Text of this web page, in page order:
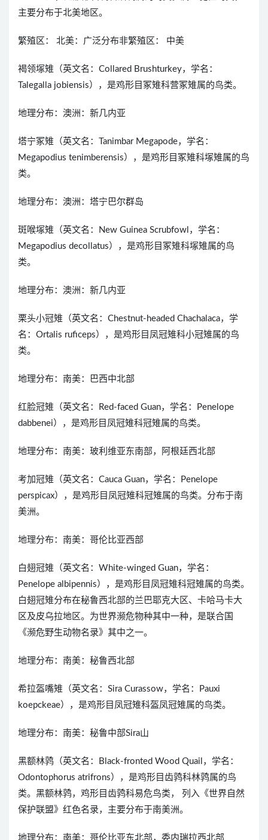
主要分布于北美地区。
繁殖区： 北美：广泛分布非繁殖区： 中美
褐领塚雉（英文名：Collared Brushturkey，学名：
Talegalla jobiensis），是鸡形目冢雉科营冢雉属的鸟类。
地理分布：澳洲：新几内亚
塔宁冢雉（英文名：Tanimbar Megapode，学名：
Megapodius tenimberensis），是鸡形目冢雉科塚雉属的鸟
类。
地理分布：澳洲：塔宁巴尔群岛
斑喉塚雉（英文名：New Guinea Scrubfowl，学名：
Megapodius decollatus），是鸡形目冢雉科塚雉属的鸟
类。
地理分布：澳洲：新几内亚
栗头小冠雉（英文名：Chestnut-headed Chachalaca，学
名：Ortalis ruficeps），是鸡形目凤冠雉科小冠雉属的鸟
类。
地理分布：南美：巴西中北部
红脸冠雉（英文名：Red-faced Guan，学名：Penelope
dabbenei），是鸡形目凤冠雉科冠雉属的鸟类。
地理分布：南美：玻利维亚东南部，阿根廷西北部
考加冠雉（英文名：Cauca Guan，学名：Penelope
perspicax），是鸡形目凤冠雉科冠雉属的鸟类。分布于南
美洲。
地理分布：南美：哥伦比亚西部
白翅冠雉（英文名：White-winged Guan，学名：
Penelope albipennis），是鸡形目凤冠雉科冠雉属的鸟类。
白翅冠雉分布在秘鲁西北部的兰巴耶克大区、卡哈马卡大
区及皮乌拉地区。为世界濒危物种其中一种，是联合国
《濒危野生动物名录》其中之一。
地理分布：南美：秘鲁西北部
希拉盔嘴雉（英文名：Sira Curassow，学名：Pauxi
koepckeae），是鸡形目凤冠雉科盔凤冠雉属的鸟类。
地理分布：南美：秘鲁中部Sira山
黑额林鹑（英文名：Black-fronted Wood Quail，学名：
Odontophorus atrifrons），是鸡形目齿鹑科林鹑属的鸟
类。黑额林鹑，鸡形目齿鹑科易危鸟类， 列入《世界自然
保护联盟》红色名录，主要分布于南美洲。
地理分布：南美：哥伦比亚东北部，委内瑞拉西北部